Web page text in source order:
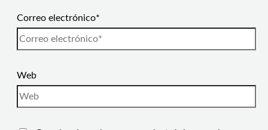
Correo electrónico*
Web